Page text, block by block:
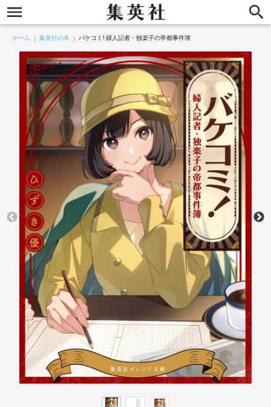
ホーム 集英社の本 バケコミ! 婦人記者・独楽子の帝都事件簿